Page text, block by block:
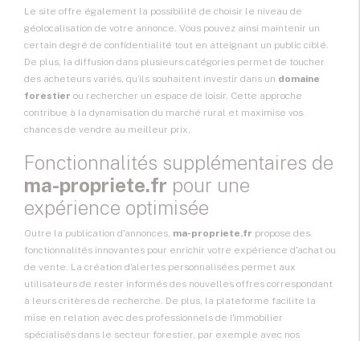
Le site offre également la possibilité de choisir le niveau de
géolocalisation de votre annonce. Vous pouvez ainsi maintenir un
certain degré de confidentialité tout en atteignant un public ciblé.
De plus, la diffusion dans plusieurs catégories permet de toucher
des acheteurs variés, qu’ils souhaitent investir dans un domaine
forestier ou rechercher un espace de loisir. Cette approche
contribue à la dynamisation du marché rural et maximise vos
chances de vendre au meilleur prix.
Fonctionnalités supplémentaires de
ma-propriete.fr pour une
expérience optimisée
Outre la publication d'annonces, ma-propriete.fr propose des
fonctionnalités innovantes pour enrichir votre expérience d'achat ou
de vente. La création d’alertes personnalisées permet aux
utilisateurs de rester informés des nouvelles offres correspondant
à leurs critères de recherche. De plus, la plateforme facilite la
mise en relation avec des professionnels de l'immobilier
spécialisés dans le secteur forestier, par exemple avec nos